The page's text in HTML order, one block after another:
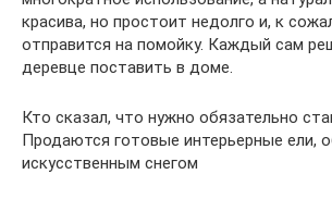
красива, но простоит недолго и, к
отправится на помойку. Каждый сам
деревце поставить в доме.
Кто сказал, что нужно обязательно
Продаются готовые интерьерные ели,
искусственным снегом